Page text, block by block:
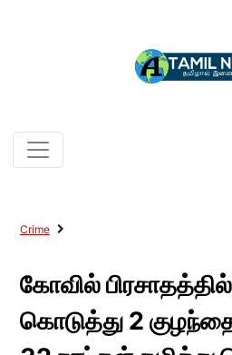
Crime
கோவில்
கொடுத்து 2